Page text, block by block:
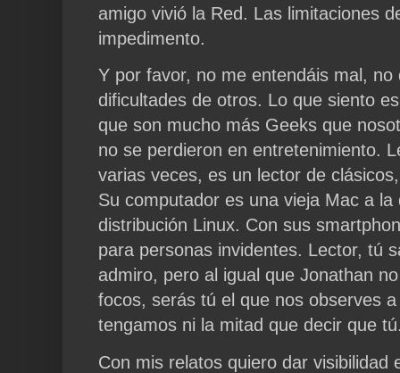
amigo vivió la Red. Las limitaciones
impedimento.
Y por favor, no me entendáis mal, no
dificultades de otros. Lo que siento
que son mucho más Geeks que
no se perdieron en entretenimiento.
varias veces, es un lector de
Su computador es una vieja Mac a la
distribución Linux. Con sus
para personas invidentes. Lector, tú
admiro, pero al igual que Jonathan
focos, serás tú el que nos observes
tengamos ni la mitad que decir que
Con mis relatos quiero dar visibilidad